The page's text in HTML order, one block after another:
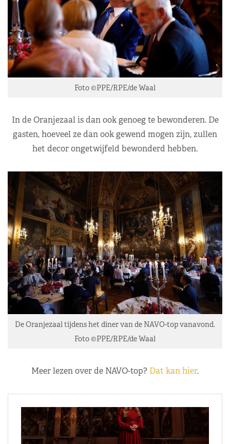
Foto ©PPE/RPE/de Waal
In de Oranjezaal is dan ook genoeg te bewonderen. De
gasten, hoeveel ze dan ook gewend mogen zijn, zullen
het decor ongetwijfeld bewonderd hebben.
De Oranjezaal tijdens het diner van de NAVO-top vanavond.
Foto ©PPE/RPE/de Waal
Meer lezen over de NAVO-top? Dat kan hier.